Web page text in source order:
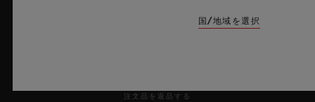
注文品を返品する
国/地域を選択